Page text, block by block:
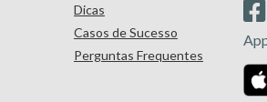
Dicas
Casos de Sucesso
Perguntas Frequentes